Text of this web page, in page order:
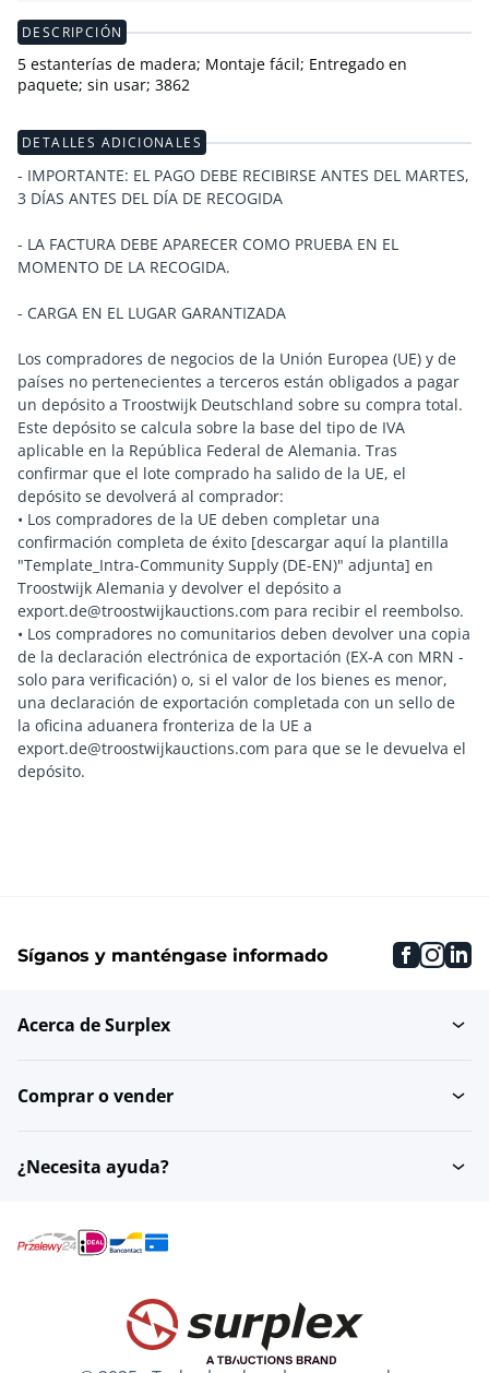
DESCRIPCIÓN
5 estanterías de madera; Montaje fácil; Entregado en
paquete; sin usar; 3862
DETALLES ADICIONALES
- IMPORTANTE: EL PAGO DEBE RECIBIRSE ANTES DEL MARTES,
3 DÍAS ANTES DEL DÍA DE RECOGIDA
- LA FACTURA DEBE APARECER COMO PRUEBA EN EL
MOMENTO DE LA RECOGIDA.
- CARGA EN EL LUGAR GARANTIZADA
Los compradores de negocios de la Unión Europea (UE) y de
países no pertenecientes a terceros están obligados a pagar
un depósito a Troostwijk Deutschland sobre su compra total.
Este depósito se calcula sobre la base del tipo de IVA
aplicable en la República Federal de Alemania. Tras
confirmar que el lote comprado ha salido de la UE, el
depósito se devolverá al comprador:
• Los compradores de la UE deben completar una
confirmación completa de éxito [descargar aquí la plantilla
"Template_Intra-Community Supply (DE-EN)" adjunta] en
Troostwijk Alemania y devolver el depósito a
export.de@troostwijkauctions.com para recibir el reembolso.
• Los compradores no comunitarios deben devolver una copia
de la declaración electrónica de exportación (EX-A con MRN -
solo para verificación) o, si el valor de los bienes es menor,
una declaración de exportación completada con un sello de
la oficina aduanera fronteriza de la UE a
export.de@troostwijkauctions.com para que se le devuelva el
Síganos y manténgase informado
Acerca de Surplex
Comprar o vender
¿Necesita ayuda?